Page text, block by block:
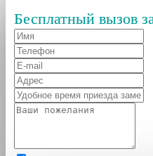
Бесплатный вызов